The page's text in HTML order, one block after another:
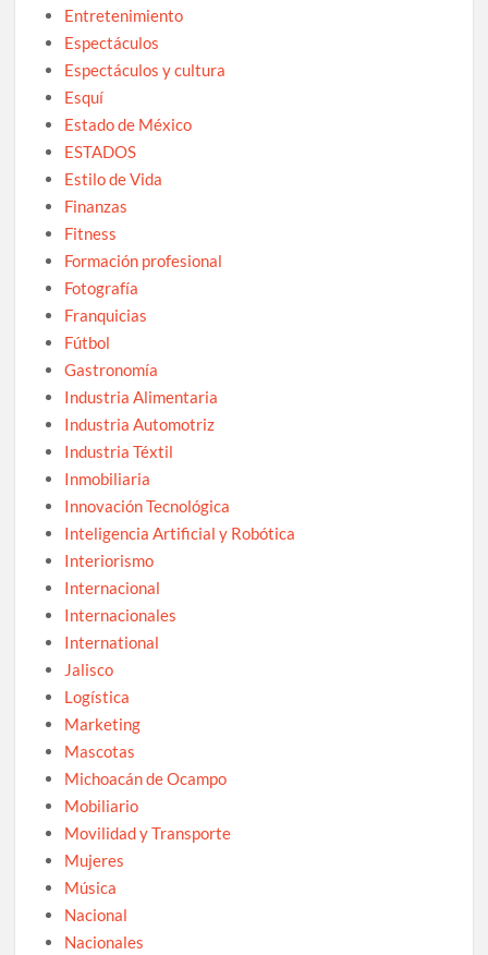
Entretenimiento
Espectáculos
Espectáculos y cultura
Esquí
Estado de México
ESTADOS
Estilo de Vida
Finanzas
Fitness
Formación profesional
Fotografía
Franquicias
Fútbol
Gastronomía
Industria Alimentaria
Industria Automotriz
Industria Téxtil
Inmobiliaria
Innovación Tecnológica
Inteligencia Artificial y Robótica
Interiorismo
Internacional
Internacionales
International
Jalisco
Logística
Marketing
Mascotas
Michoacán de Ocampo
Mobiliario
Movilidad y Transporte
Mujeres
Música
Nacional
Nacionales